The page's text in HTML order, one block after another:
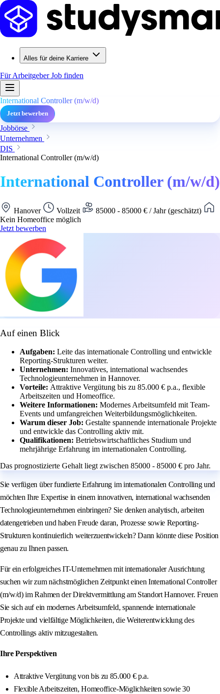
Alles für deine Karriere
Für ArbeitgeberJob finden
International Controller (m/w/d)
Jetzt bewerben
Jobbörse
Unternehmen
DIS
International Controller (m/w/d)
International Controller (m/w/d)
Hanover Vollzeit
85000 - 85000 € / Jahr (geschätzt)
Kein Homeoffice möglich
Jetzt bewerben
Auf einen Blick
Aufgaben: Leite das internationale Controlling und entwickle
Reporting-Strukturen weiter.
Unternehmen: Innovatives, international wachsendes
Technologieunternehmen in Hannover.
Vorteile: Attraktive Vergütung bis zu 85.000 € p.a., flexible
Arbeitszeiten und Homeoffice.
Weitere Informationen: Modernes Arbeitsumfeld mit Team-
Events und umfangreichen Weiterbildungsmöglichkeiten.
Warum dieser Job: Gestalte spannende internationale Projekte
und entwickle das Controlling aktiv mit.
Qualifikationen: Betriebswirtschaftliches Studium und
mehrjährige Erfahrung im internationalen Controlling.
Das prognostizierte Gehalt liegt zwischen 85000 - 85000 € pro Jahr.
Sie verfügen über fundierte Erfahrung im internationalen Controlling und
möchten Ihre Expertise in einem innovativen, international wachsenden
Technologieunternehmen einbringen? Sie denken analytisch, arbeiten
datengetrieben und haben Freude daran, Prozesse sowie Reporting-
Strukturen kontinuierlich weiterzuentwickeln? Dann könnte diese Position
genau zu Ihnen passen.
Für ein erfolgreiches IT-Unternehmen mit internationaler Ausrichtung
suchen wir zum nächstmöglichen Zeitpunkt einen International Controller
(m/w/d) im Rahmen der Direktvermittlung am Standort Hannover. Freuen
Sie sich auf ein modernes Arbeitsumfeld, spannende internationale
Projekte und vielfältige Möglichkeiten, die Weiterentwicklung des
Controllings aktiv mitzugestalten.
Ihre Perspektiven
Attraktive Vergütung von bis zu 85.000 € p.a.
Flexible Arbeitszeiten, Homeoffice-Möglichkeiten sowie 30